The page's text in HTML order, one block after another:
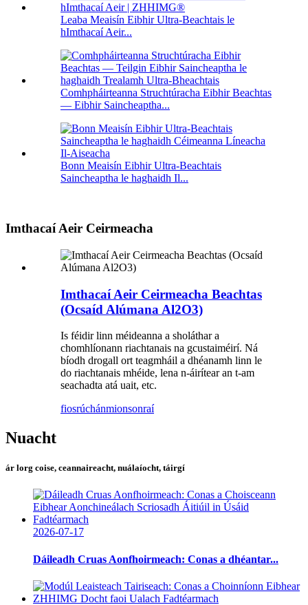
Leaba Meaisín Eibhir Ultra-Beachtais le
hImthacaí Aeir...
Comhpháirteanna Struchtúracha Eibhir Beachtas
— Eibhir Saincheaptha...
Bonn Meaisín Eibhir Ultra-Beachtais
Saincheaptha le haghaidh Il...
Imthacaí Aeir Ceirmeacha
Imthacaí Aeir Ceirmeacha Beachtas
(Ocsaíd Alúmana Al2O3)
Is féidir linn méideanna a sholáthar a
chomhlíonann riachtanais na gcustaiméirí. Ná
bíodh drogall ort teagmháil a dhéanamh linn le
do riachtanais mhéide, lena n-áirítear an t-am
seachadta atá uait, etc.
fiosrúchánmionsonraí
Nuacht
ár lorg coise, ceannaireacht, nuálaíocht, táirgí
2026-07-17
Dáileadh Cruas Aonfhoirmeach: Conas a dhéantar...